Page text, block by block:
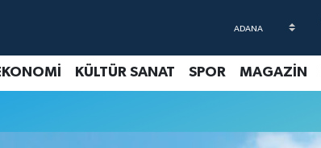
KÜLTÜR SANAT SPOR MAGAZİN